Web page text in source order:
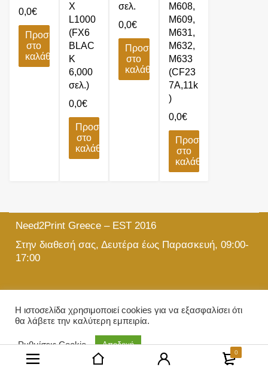
0,0€
Προσθήκη
στο
καλάθι
X
L1000
(FX6
BLAC
K
6,000
σελ.)
0,0€
Προσθήκη
στο
καλάθι
σελ.
0,0€
Προσθήκη
στο
καλάθι
M608,
M609,
M631,
M632,
M633
(CF23
7A,11k
)
0,0€
Προσθήκη
στο
καλάθι
Need2Print Greece – EST 2016
Στην διαθεσή σας, Δευτέρα έως Παρασκευή, 09:00-
17:00
215 501 5903
info@need2print.gr
© 2024 All Rights Reserved.
0
Η ιστοσελίδα χρησιμοποιεί cookies για να εξασφαλίσει ότι
θα λάβετε την καλύτερη εμπειρία.
Ρυθμίσεις Cookie Αποδοχή